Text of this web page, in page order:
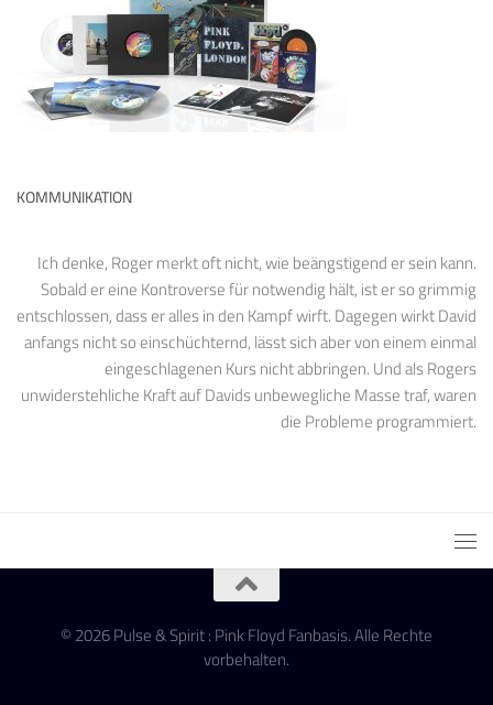
KOMMUNIKATION
Ich denke, Roger merkt oft nicht, wie beängstigend er sein kann.
Sobald er eine Kontroverse für notwendig hält, ist er so grimmig
entschlossen, dass er alles in den Kampf wirft. Dagegen wirkt David
anfangs nicht so einschüchternd, lässt sich aber von einem einmal
eingeschlagenen Kurs nicht abbringen. Und als Rogers
unwiderstehliche Kraft auf Davids unbewegliche Masse traf, waren
die Probleme programmiert.
© 2026 Pulse & Spirit : Pink Floyd Fanbasis. Alle Rechte
vorbehalten.